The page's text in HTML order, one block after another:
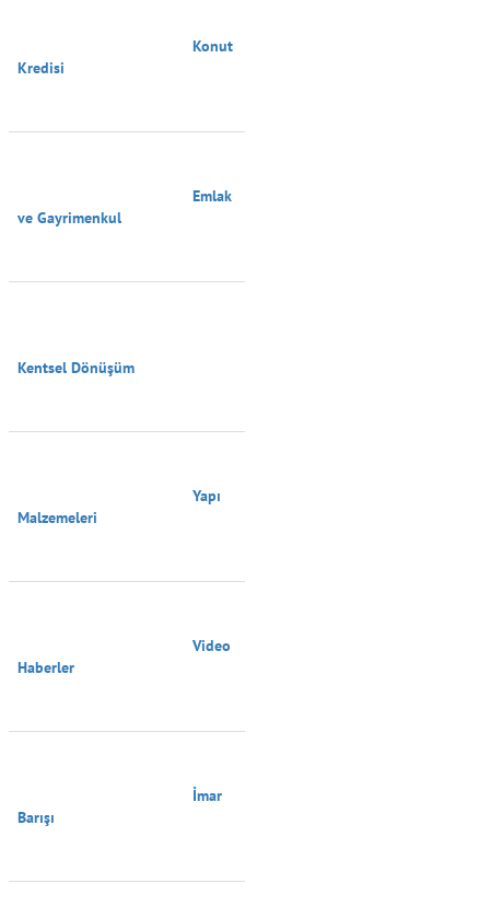
Kredisi
ve Gayrimenkul
Kentsel Dönüşüm
Malzemeleri
Haberler
Barışı